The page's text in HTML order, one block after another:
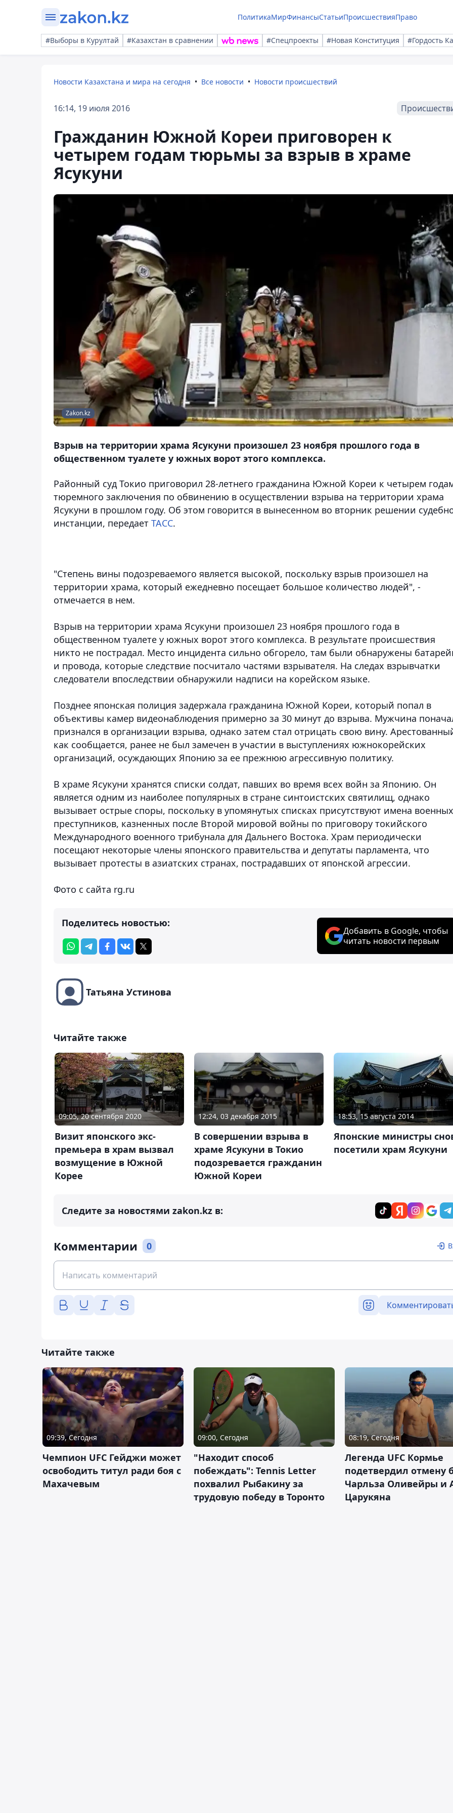
ПолитикаМирФинансыСтатьиПроисшествияПраво
#Выборы в Курултай #Казахстан в сравнении #Спецпроекты #Новая Конституция #Гордость
Новости Казахстана и мира на сегодня Все новости Новости происшествий
16:14, 19 июля 2016
Гражданин Южной Кореи приговорен к
четырем годам тюрьмы за взрыв в храме
Ясукуни
Zakon.kz
Взрыв на территории храма Ясукуни произошел 23 ноября прошлого года в
общественном туалете у южных ворот этого комплекса.
Районный суд Токио приговорил 28-летнего гражданина Южной Кореи к четырем
тюремного заключения по обвинению в осуществлении взрыва на территории храма
Ясукуни в прошлом году. Об этом говорится в вынесенном во вторник решении
инстанции, передает ТАСС.
"Степень вины подозреваемого является высокой, поскольку взрыв произошел на
территории храма, который ежедневно посещает большое количество людей", -
отмечается в нем.
Взрыв на территории храма Ясукуни произошел 23 ноября прошлого года в
общественном туалете у южных ворот этого комплекса. В результате происшествия
никто не пострадал. Место инцидента сильно обгорело, там были обнаружены
и провода, которые следствие посчитало частями взрывателя. На следах взрывчатки
следователи впоследствии обнаружили надписи на корейском языке.
Позднее японская полиция задержала гражданина Южной Кореи, который попал в
объективы камер видеонаблюдения примерно за 30 минут до взрыва. Мужчина
признался в организации взрыва, однако затем стал отрицать свою вину.
как сообщается, ранее не был замечен в участии в выступлениях южнокорейских
организаций, осуждающих Японию за ее прежнюю агрессивную политику.
В храме Ясукуни хранятся списки солдат, павших во время всех войн за Японию. Он
является одним из наиболее популярных в стране синтоистских святилищ, однако
вызывает острые споры, поскольку в упомянутых списках присутствуют имена военных
преступников, казненных после Второй мировой войны по приговору токийского
Международного военного трибунала для Дальнего Востока. Храм периодически
посещают некоторые члены японского правительства и депутаты парламента, что
вызывает протесты в азиатских странах, пострадавших от японской агрессии.
Фото с сайта rg.ru
Поделитесь новостью:
Добавить в Google, чтобы
читать новости первым
Татьяна Устинова
Читайте также
09:05, 20 сентября 2020
Визит японского экс-
премьера в храм вызвал
возмущение в Южной
Корее
12:24, 03 декабря 2015
В совершении взрыва в
храме Ясукуни в Токио
подозревается гражданин
Южной Кореи
18:53, 15 августа 2014
Японские министры
посетили храм Ясукуни
Следите за новостями zakon.kz в:
Комментарии 0
Читайте также
09:39, Сегодня
Чемпион UFC Гейджи может
освободить титул ради боя с
Махачевым
09:00, Сегодня
"Находит способ
побеждать": Tennis Letter
похвалил Рыбакину за
трудовую победу в Торонто
08:19, Сегодня
Легенда UFC Кормье
подетвердил отмену
Чарльза Оливейры и
Царукяна